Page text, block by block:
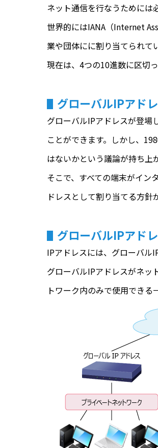
ネット通信を行なうためには
世界的にはIANA（Internet
業や団体にに割り当てられて
現在は、4つの10進数に区切
グローバルIPアド
グローバルIPアドレスが登場
ことができます。しかし、
はないかという議論が持ち上
そこで、すべての端末がイン
ドレスとして割り当てる方針
グローバルIPアド
IPアドレスには、グローバル
グローバルIPアドレスがネッ
トワーク内のみで使用できる